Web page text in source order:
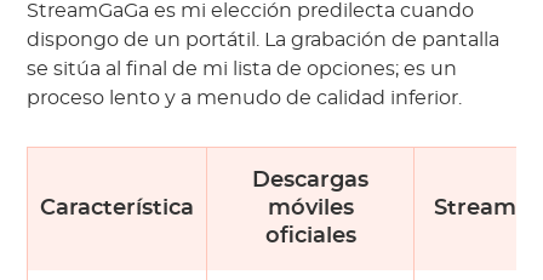
StreamGaGa es mi elección predilecta cuando
dispongo de un portátil. La grabación de pantalla
se sitúa al final de mi lista de opciones; es un
proceso lento y a menudo de calidad inferior.
Característica
Descargas
móviles
oficiales